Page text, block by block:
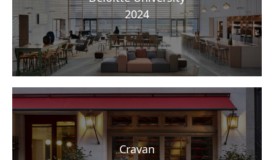
2024
Cravan